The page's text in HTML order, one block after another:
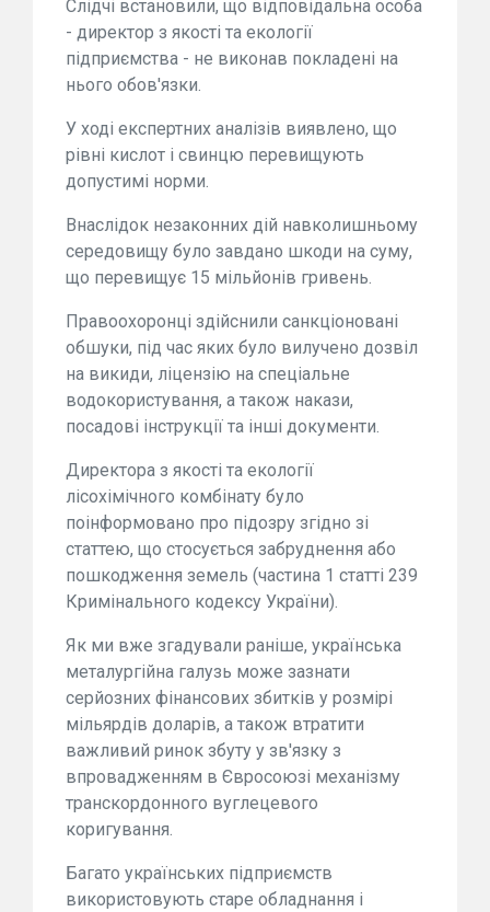
Слідчі встановили, що відповідальна особа
- директор з якості та екології
підприємства - не виконав покладені на
нього обов'язки.
У ході експертних аналізів виявлено, що
рівні кислот і свинцю перевищують
допустимі норми.
Внаслідок незаконних дій навколишньому
середовищу було завдано шкоди на суму,
що перевищує 15 мільйонів гривень.
Правоохоронці здійснили санкціоновані
обшуки, під час яких було вилучено дозвіл
на викиди, ліцензію на спеціальне
водокористування, а також накази,
посадові інструкції та інші документи.
Директора з якості та екології
лісохімічного комбінату було
поінформовано про підозру згідно зі
статтею, що стосується забруднення або
пошкодження земель (частина 1 статті 239
Кримінального кодексу України).
Як ми вже згадували раніше, українська
металургійна галузь може зазнати
серйозних фінансових збитків у розмірі
мільярдів доларів, а також втратити
важливий ринок збуту у зв'язку з
впровадженням в Євросоюзі механізму
транскордонного вуглецевого
коригування.
Багато українських підприємств
використовують старе обладнання і